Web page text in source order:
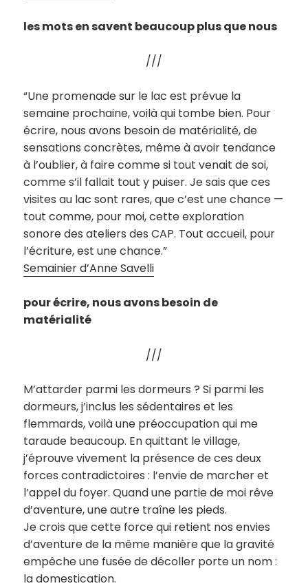
les mots en savent beaucoup plus que nous
///
“Une promenade sur le lac est prévue la
semaine prochaine, voilà qui tombe bien. Pour
écrire, nous avons besoin de matérialité, de
sensations concrètes, même à avoir tendance
à l’oublier, à faire comme si tout venait de soi,
comme s’il fallait tout y puiser. Je sais que ces
visites au lac sont rares, que c’est une chance —
tout comme, pour moi, cette exploration
sonore des ateliers des CAP. Tout accueil, pour
l’écriture, est une chance.”
Semainier d’Anne Savelli
pour écrire, nous avons besoin de
matérialité
///
M’attarder parmi les dormeurs ? Si parmi les
dormeurs, j’inclus les sédentaires et les
flemmards, voilà une préoccupation qui me
taraude beaucoup. En quittant le village,
j’éprouve vivement la présence de ces deux
forces contradictoires : l’envie de marcher et
l’appel du foyer. Quand une partie de moi rêve
d’aventure, une autre traîne les pieds.
Je crois que cette force qui retient nos envies
d’aventure de la même manière que la gravité
empêche une fusée de décoller porte un nom :
la domestication.